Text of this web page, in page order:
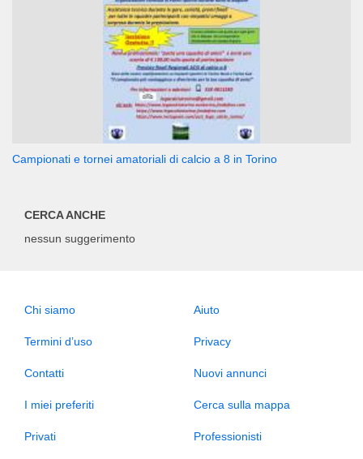
Campionati e tornei amatoriali di calcio a 8 in Torino
CERCA ANCHE
nessun suggerimento
Chi siamo Aiuto
Termini d’uso Privacy
Contatti Nuovi annunci
I miei preferiti Cerca sulla mappa
Privati Professionisti